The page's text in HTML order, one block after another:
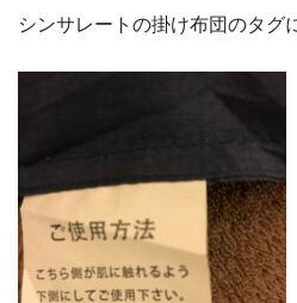
シンサレートの掛け布団のタグ